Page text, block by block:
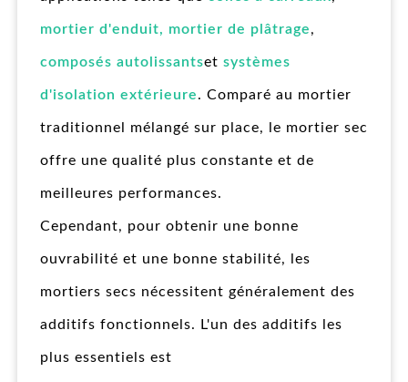
mortier d'enduit, mortier de plâtrage,
composés autolissantset systèmes
d'isolation extérieure. Comparé au mortier
traditionnel mélangé sur place, le mortier sec
offre une qualité plus constante et de
meilleures performances.
Cependant, pour obtenir une bonne
ouvrabilité et une bonne stabilité, les
mortiers secs nécessitent généralement des
additifs fonctionnels. L'un des additifs les
plus essentiels est